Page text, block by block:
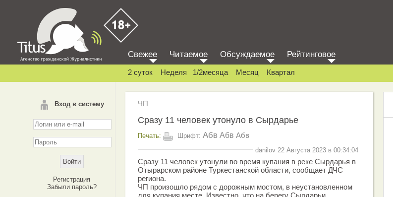
Вход в систему
Регистрация
Забыли пароль?
Свежее Читаемое Обсуждаемое Рейтинговое
2 суток Неделя 1/2месяца Месяц Квартал
ЧП
Сразу 11 человек утонуло в Сырдарье
Печать: Шрифт: Абв Абв Абв
danilov 22 Августа 2023 в 00:34:04
Сразу 11 человек утонули во время купания в реке Сырдарья в
Отырарском районе Туркестанской области, сообщает ДЧС
региона.
ЧП произошло рядом с дорожным мостом, в неустановленном
для купания месте. Известно, что на берегу Сырдарьи